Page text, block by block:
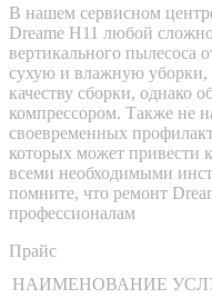
В нашем сервисном
Dreame H11 любой
вертикального пылесоса
сухую и влажную уборки,
качеству сборки, однако
компрессором. Также не
своевременных
которых может привести
всеми необходимыми
помните, что ремонт
профессионалам
Прайс
НАИМЕНОВАНИЕ